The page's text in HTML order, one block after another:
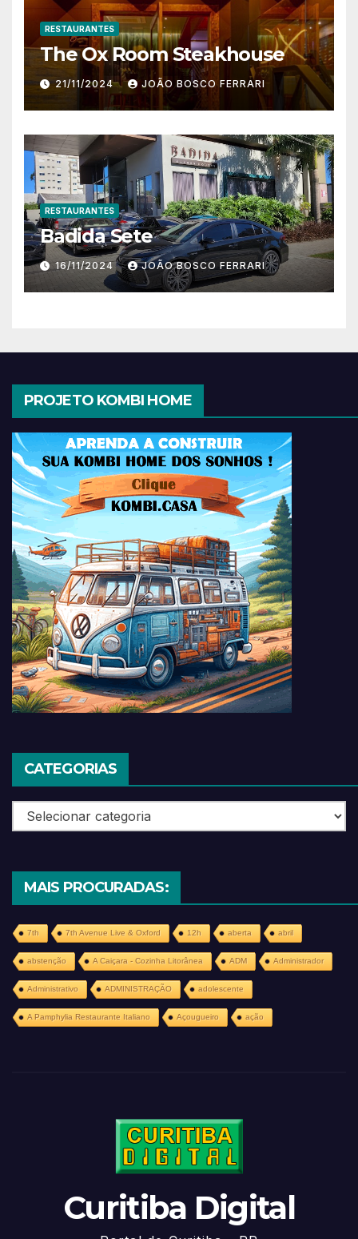
RESTAURANTES
The Ox Room Steakhouse
21/11/2024 JOÃO BOSCO FERRARI
RESTAURANTES
Badida Sete
16/11/2024 JOÃO BOSCO FERRARI
PROJETO KOMBI HOME
CATEGORIAS
Categorias
MAIS PROCURADAS:
7th 7th Avenue Live & Oxford 12h aberta abril
abstenção A Caiçara - Cozinha Litorânea ADM Administrador
Administrativo ADMINISTRAÇÃO adolescente
A Pamphylia Restaurante Italiano Açougueiro ação
Curitiba Digital